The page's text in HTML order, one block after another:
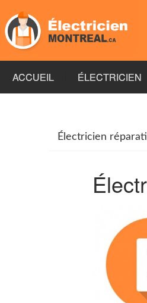
ACCUEIL ÉLECTRICIEN
Électricien